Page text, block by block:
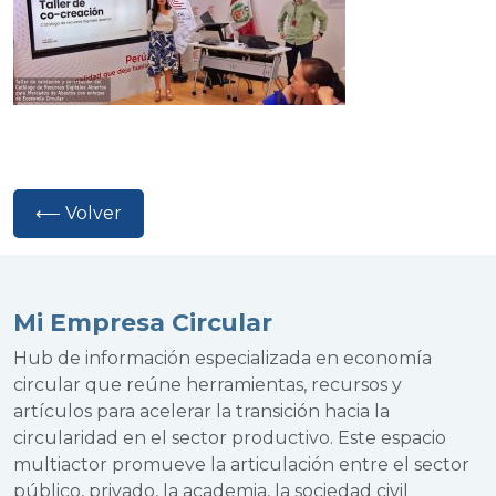
⟵ Volver
Mi Empresa Circular
Hub de información especializada en economía
circular que reúne herramientas, recursos y
artículos para acelerar la transición hacia la
circularidad en el sector productivo. Este espacio
multiactor promueve la articulación entre el sector
público, privado, la academia, la sociedad civil